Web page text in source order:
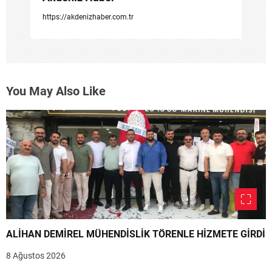
https://akdenizhaber.com.tr
You May Also Like
ALİHAN DEMİREL MÜHENDİSLİK TÖRENLE HİZMETE GİRDİ
8 Ağustos 2026